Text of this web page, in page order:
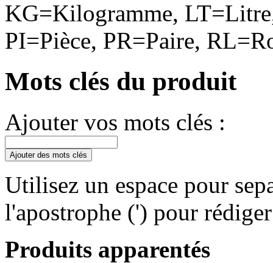
KG=Kilogramme,
PI=Pièce, PR=Paire,
Mots clés du produit
Ajouter vos mots clés :
Ajouter des mots clés
Utilisez un espace pour
l'apostrophe (') pour
Produits apparentés